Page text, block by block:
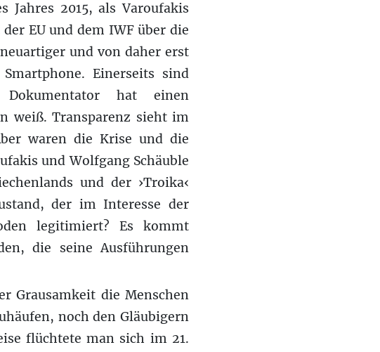
Jahres 2015, als Varoufakis
EU und dem IWF über die
und von daher erst
Einerseits sind
hat einen
weiß. Transparenz sieht im
waren die Krise und die
und Wolfgang Schäuble
und der ›Troika‹
der im Interesse der
legitimiert? Es kommt
die seine Ausführungen
Grausamkeit die Menschen
noch den Gläubigern
flüchtete man sich im 21.